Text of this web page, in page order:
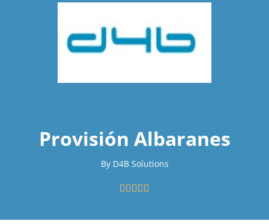
Provisión Albaranes
By D4B Solutions
    